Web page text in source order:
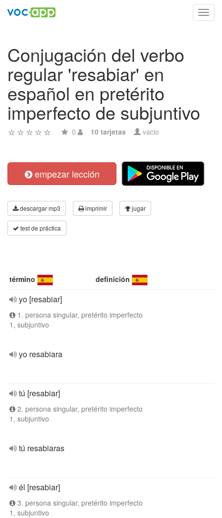
Conjugación del verbo
regular 'resabiar' en
español en pretérito
imperfecto de subjuntivo
0 10 tarjetas vacio
empezar lección
descargar mp3 imprimir jugar
test de práctica
término definición
yo [resabiar]
1. persona singular, pretérito imperfecto
1, subjuntivo
yo resabiara
tú [resabiar]
2. persona singular, pretérito imperfecto
1, subjuntivo
tú resabiaras
él [resabiar]
3. persona singular, pretérito imperfecto
1, subjuntivo